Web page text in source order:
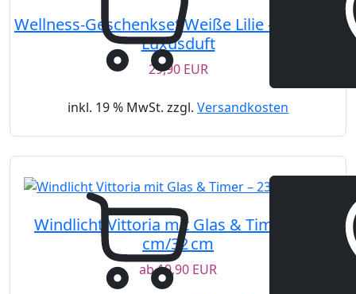
Wellness-Geschenkset Weiße Lilie – Pflege &
Luxusduft
29,90 EUR
inkl. 19 % MwSt. zzgl. Versandkosten
Windlicht Vittoria mit Glas & Timer – 23
cm/32 cm
ab19,90 EUR